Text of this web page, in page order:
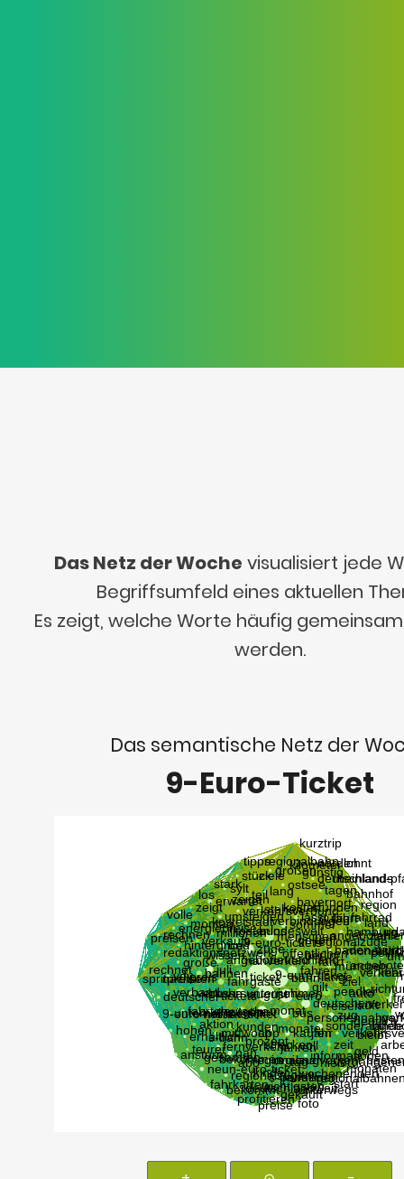
Das Netz der Woche visualisiert jede
Begriffsumfeld eines aktuellen
Es zeigt, welche Worte häufig
werden.
Das semantische Netz der
9-Euro-Ticket